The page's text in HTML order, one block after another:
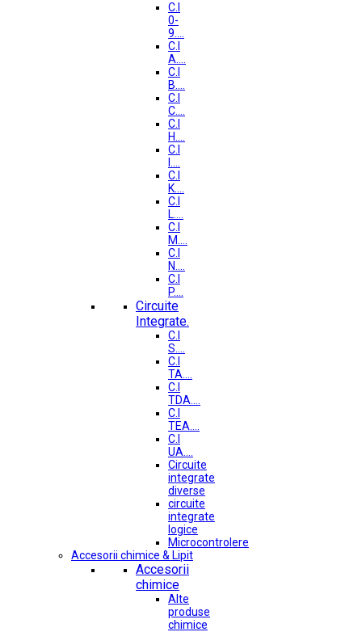
C.I
0-
9....
C.I
A....
C.I
B....
C.I
C....
C.I
H....
C.I
C.I
K....
C.I
L....
C.I
M....
C.I
N....
C.I
P....
Circuite
Integrate.
C.I
S....
C.I
TA....
C.I
TDA....
C.I
TEA....
C.I
UA....
Circuite
integrate
diverse
circuite
integrate
logice
Microcontrolere
Accesorii chimice & Lipit
Accesorii
chimice
Alte
produse
chimice